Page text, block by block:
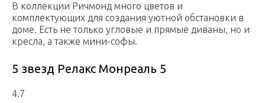
В коллекции Ричмонд много цветов и
комплектующих для создания уютной обстановки в
доме. Есть не только угловые и прямые диваны, но и
кресла, а также мини-софы.
5 звезд Релакс Монреаль 5
4.7